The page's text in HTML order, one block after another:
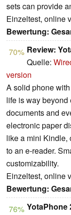
sets can provide
Einzeltest, online
Bewertung:
70% Review:
Quelle:
version
A solid phone
life is way
documents and
electronic paper
like a mini Kindle,
to an e-reader.
customizability.
Einzeltest, online
Bewertung:
76% YotaPhone